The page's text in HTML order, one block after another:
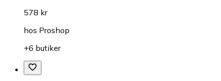
578 kr
hos Proshop
+6 butiker